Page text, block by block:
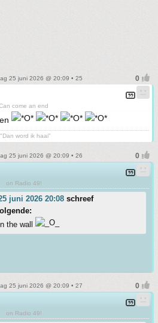
25 juni 2026 @ 20:09 • 25
come an end
word ik haai"
25 juni 2026 @ 20:09 • 26
on Radio 49!
juni 2026 20:08 schreef
the wall
25 juni 2026 @ 20:09 • 27
on Radio 49!